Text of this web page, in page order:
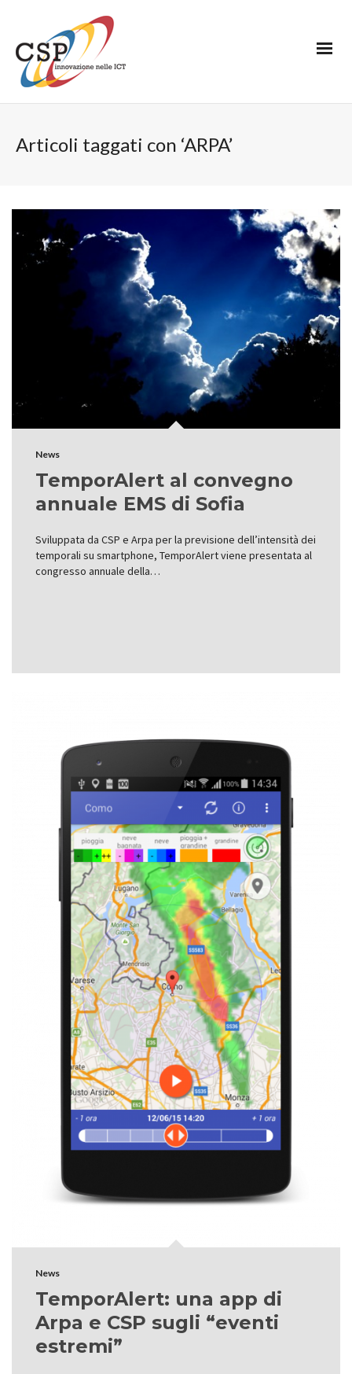
Articoli taggati con ‘ARPA’
News
TemporAlert al convegno
annuale EMS di Sofia
Sviluppata da CSP e Arpa per la previsione dell’intensità dei
temporali su smartphone, TemporAlert viene presentata al
congresso annuale della…
News
TemporAlert: una app di
Arpa e CSP sugli “eventi
estremi”